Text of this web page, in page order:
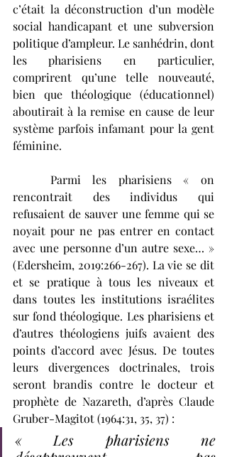
c’était la déconstruction d’un modèle
social handicapant et une subversion
politique d’ampleur. Le sanhédrin, dont
les pharisiens en particulier,
comprirent qu’une telle nouveauté,
bien que théologique (éducationnel)
aboutirait à la remise en cause de leur
système parfois infamant pour la gent
féminine.
rencontrait des individus qui
refusaient de sauver une femme qui se
noyait pour ne pas entrer en contact
avec une personne d’un autre sexe… »
(Edersheim, 2019:266-267). La vie se dit
et se pratique à tous les niveaux et
dans toutes les institutions israélites
sur fond théologique. Les pharisiens et
d’autres théologiens juifs avaient des
points d’accord avec Jésus. De toutes
leurs divergences doctrinales, trois
seront brandis contre le docteur et
prophète de Nazareth, d’après Claude
Gruber-Magitot (1964:31, 35, 37) :
« Les pharisiens ne